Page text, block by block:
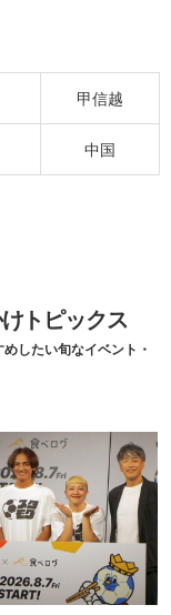
甲信越
中国
トピックス
したい旬なイベント・